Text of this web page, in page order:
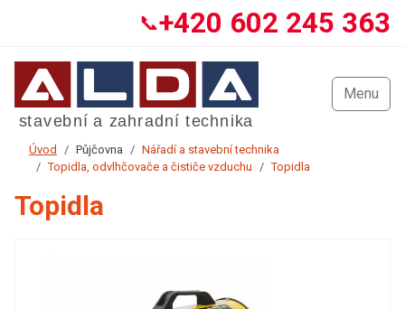
📞+420 602 245 363
Menu
Úvod Půjčovna
Nářadí a stavební technika
Topidla, odvlhčovače a čističe vzduchu
Topidla
Topidla